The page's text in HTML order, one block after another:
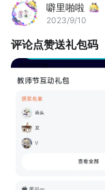
噼里啪啦
2023/9/10
评论点赞送礼包码